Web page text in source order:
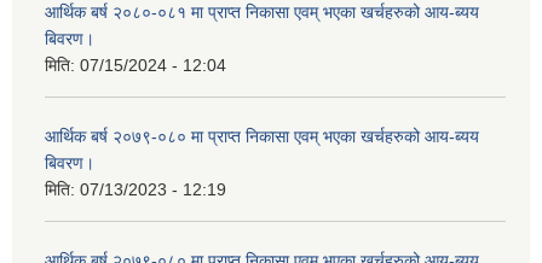
आर्थिक बर्ष २०८०-०८१ मा प्राप्त निकासा एवम् भएका खर्चहरुको आय-ब्यय
बिवरण।
मिति: 07/15/2024 - 12:04
आर्थिक बर्ष २०७९-०८० मा प्राप्त निकासा एवम् भएका खर्चहरुको आय-ब्यय
बिवरण।
मिति: 07/13/2023 - 12:19